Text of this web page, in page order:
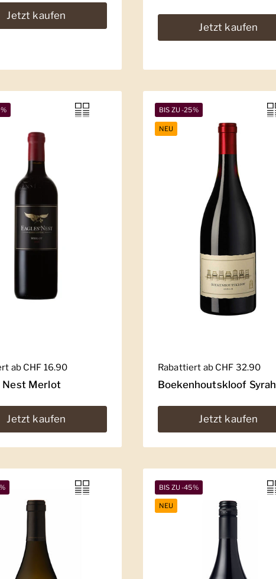
Jetzt kaufen
Jetzt kaufen
Preis
ab CHF 16.90
Nest Merlot
Jetzt kaufen
Regulärer Preis
Rabattiert ab CHF 32.90
Boekenhoutskloof Syrah
Jetzt kaufen
BIS ZU -25%
NEU
BIS ZU -45%
NEU